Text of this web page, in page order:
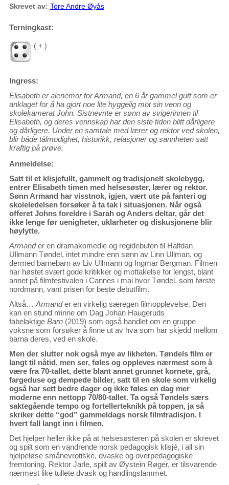
Skrevet av: Tore Andre Øyås
Terningkast:
( + )
Ingress:
Elisabeth er alenemor for Armand, en 6 år gammel gutt som er
anklaget for å ha gjort noe lite hyggelig mot sin venn og
skolekamerat John. Sistnevnte er sønn av svigerinnen til
Elisabeth, og deres vennskap har den siste tiden blitt dårligere
og dårligere. Under en samtale med lærer og rektor ved skolen,
blir både tålmodighet, historikk, relasjoner og sannheten satt
kraftig på prøve.
Anmeldelse:
Satt til et klisjefullt, gammelt og tradisjonelt skolebygg,
entrer Elisabeth timen med helsesøster, lærer og rektor.
Sønn Armand har visstnok, igjen, vært ute på fanteri og
skoleledelsen forsøker å ta tak i situasjonen. Når også
offeret Johns foreldre i Sarah og Anders deltar, går det
ikke lenge før uenigheter, uklarheter og diskusjonene blir
høylytte.
Armander en dramakomedie og regidebuten til Halfdan
Ullmann Tøndel, intet mindre enn sønn av Linn Ullman, og
dermed barnebarn av Liv Ullmann og Ingmar Bergman. Filmen
har høstet svært gode kritikker og mottakelse for lengst, blant
annet på filmfestivalen i Cannes i mai hvor Tøndel, som første
nordmann, vant prisen for beste debutfilm.
Altså… Armander en virkelig særegen filmopplevelse. Den
kan en stund minne om Dag Johan Haugeruds
fabelaktige Barn(2019) som også handlet om en gruppe
voksne som forsøker å finne ut av hva som har skjedd mellom
barna deres, ved en skole.
Men der slutter nok også mye av likheten. Tøndels film er
langt til nåtid, men ser, føles og oppleves nærmest som å
være fra 70-tallet, dette blant annet grunnet kornete, grå,
fargeduse og dempede bilder, satt til en skole som virkelig
også har sett bedre dager og ikke føles en dag mer
moderne enn nettopp 70/80-tallet. Ta også Tøndels særs
saktegående tempo og fortellerteknikk på toppen, ja så
skriker dette “god” gammeldags norsk filmtradisjon. I
hvert fall langt inn i filmen.
Det hjelper heller ikke på at helsesøsteren på skolen er skrevet
og spilt som en vandrende norsk pedagogisk klisjé, i all sin
hjelpeløse smånevrotiske, dvaske og overpedagogiske
fremtoning. Rektor Jarle, spilt av Øystein Røger, er tilsvarende
nærmest like tullete dvask og handlingslammet.